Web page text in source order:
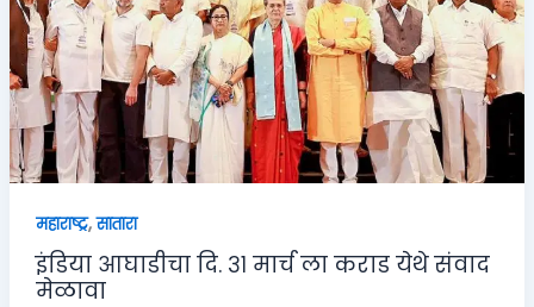
महाराष्ट्र,सातारा
इंडिया आघाडीचा दि. ३१ मार्च ला कराड येथे संवाद
मेळावा